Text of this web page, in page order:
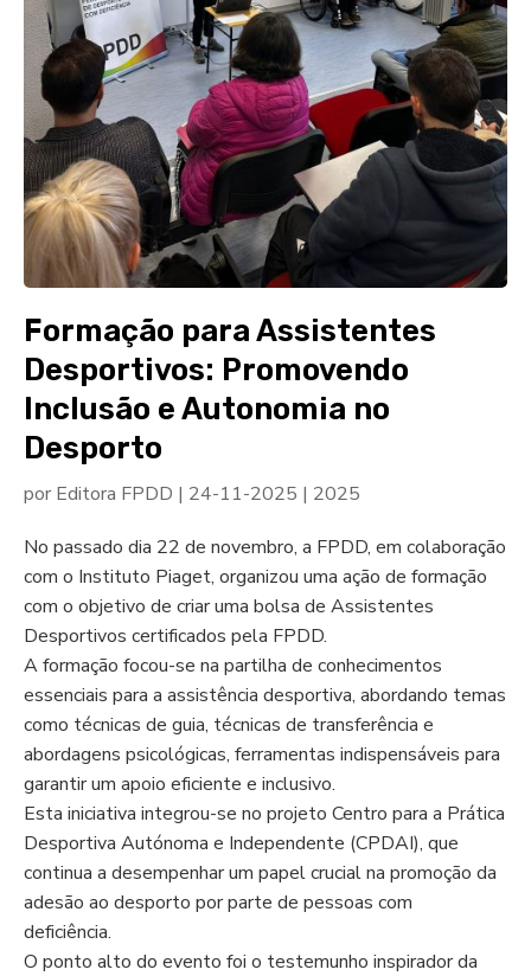
Formação para Assistentes
Desportivos: Promovendo
Inclusão e Autonomia no
Desporto
por Editora FPDD | 24-11-2025 | 2025
No passado dia 22 de novembro, a FPDD, em colaboração
com o Instituto Piaget, organizou uma ação de formação
com o objetivo de criar uma bolsa de Assistentes
Desportivos certificados pela FPDD.
A formação focou-se na partilha de conhecimentos
essenciais para a assistência desportiva, abordando temas
como técnicas de guia, técnicas de transferência e
abordagens psicológicas, ferramentas indispensáveis para
garantir um apoio eficiente e inclusivo.
Esta iniciativa integrou-se no projeto Centro para a Prática
Desportiva Autónoma e Independente (CPDAI), que
continua a desempenhar um papel crucial na promoção da
adesão ao desporto por parte de pessoas com
deficiência.
O ponto alto do evento foi o testemunho inspirador da